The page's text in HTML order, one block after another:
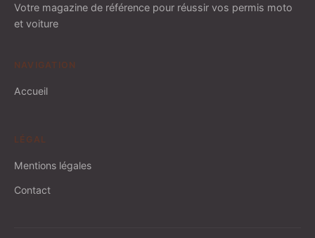
Votre magazine de référence pour réussir vos permis moto
et voiture
NAVIGATION
Accueil
LÉGAL
Mentions légales
Contact